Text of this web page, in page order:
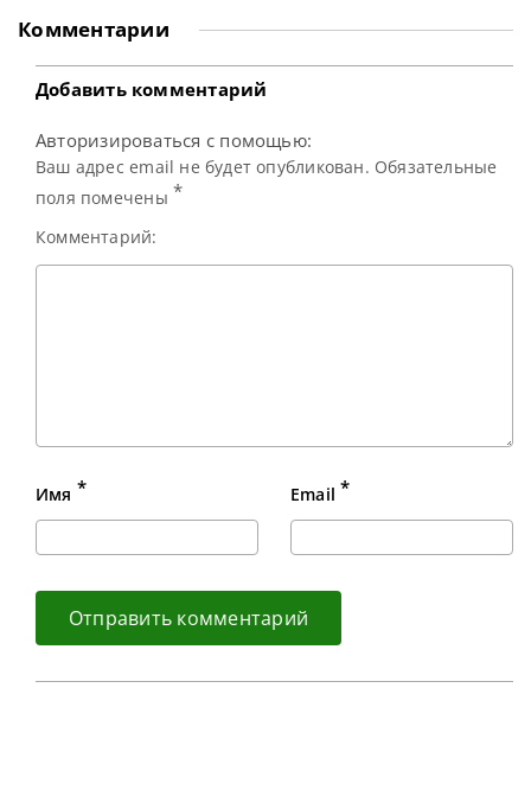
свою первую крупную победу над Марком Селби со
счетом 13-11 и прошел в четвертьфинал престижного
турнира в Crucible
Комментарии
Добавить комментарий
Авторизироваться с помощью:
Ваш адрес email не будет опубликован. Обязательные
поля помечены *
Комментарий:
Имя * Email *